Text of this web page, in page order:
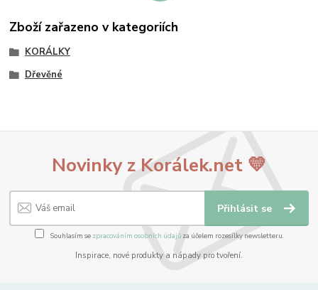
Zboží zařazeno v kategoriích
KORÁLKY
Dřevěné
Novinky z Korálek.net 💛
Přihlásit se
Souhlasím se zpracováním osobních údajůza účelem rozesílky newsletteru.
Inspirace, nové produkty a nápady pro tvoření.